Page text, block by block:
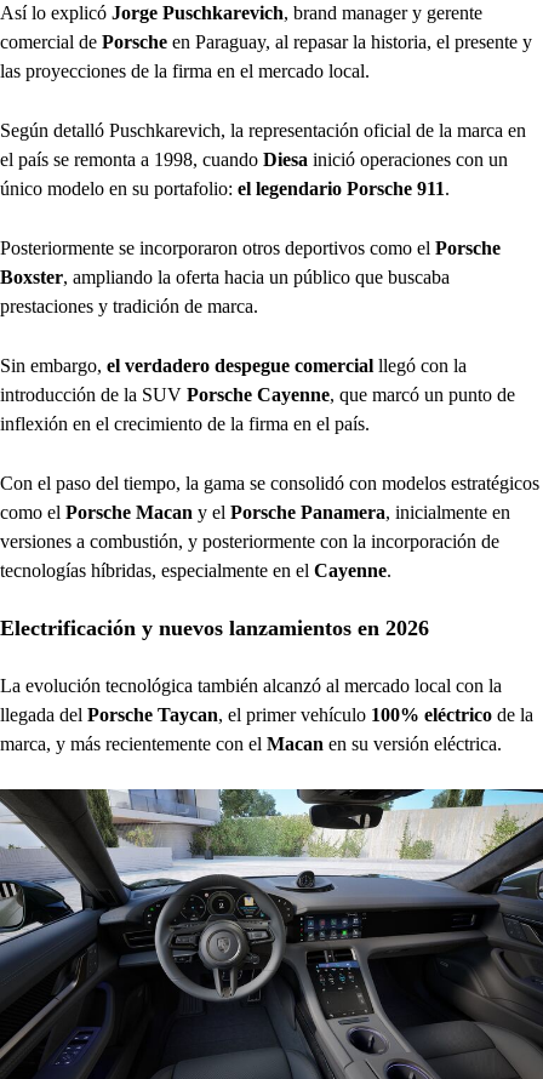
Así lo explicó Jorge Puschkarevich, brand manager y gerente
comercial de Porsche en Paraguay, al repasar la historia, el presente y
las proyecciones de la firma en el mercado local.
Según detalló Puschkarevich, la representación oficial de la marca en
el país se remonta a 1998, cuando Diesa inició operaciones con un
único modelo en su portafolio: el legendario Porsche 911.
Posteriormente se incorporaron otros deportivos como el Porsche
Boxster, ampliando la oferta hacia un público que buscaba
prestaciones y tradición de marca.
Sin embargo, el verdadero despegue comercial llegó con la
introducción de la SUV Porsche Cayenne, que marcó un punto de
inflexión en el crecimiento de la firma en el país.
Con el paso del tiempo, la gama se consolidó con modelos estratégicos
como el Porsche Macan y el Porsche Panamera, inicialmente en
versiones a combustión, y posteriormente con la incorporación de
tecnologías híbridas, especialmente en el Cayenne.
Electrificación y nuevos lanzamientos en 2026
La evolución tecnológica también alcanzó al mercado local con la
llegada del Porsche Taycan, el primer vehículo 100% eléctrico de la
marca, y más recientemente con el Macan en su versión eléctrica.